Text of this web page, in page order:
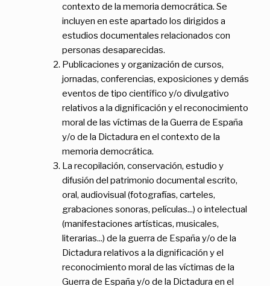
contexto de la memoria democrática. Se
incluyen en este apartado los dirigidos a
estudios documentales relacionados con
personas desaparecidas.
Publicaciones y organización de cursos,
jornadas, conferencias, exposiciones y demás
eventos de tipo científico y/o divulgativo
relativos a la dignificación y el reconocimiento
moral de las víctimas de la Guerra de España
y/o de la Dictadura en el contexto de la
memoria democrática.
La recopilación, conservación, estudio y
difusión del patrimonio documental escrito,
oral, audiovisual (fotografías, carteles,
grabaciones sonoras, películas...) o intelectual
(manifestaciones artísticas, musicales,
literarias...) de la guerra de España y/o de la
Dictadura relativos a la dignificación y el
reconocimiento moral de las víctimas de la
Guerra de España y/o de la Dictadura en el